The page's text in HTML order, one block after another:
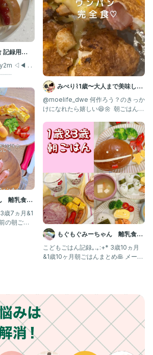
記録用
◁◀︎ . .
離乳食・
みぺり⌇1歳〜大人まで美味しい
♥ 家族ごはん𓌉◯𓇋
@moelife_dwe 何作ろう？のきっか
けになれたら嬉しい😆🌼 ⁡ 朝ごはんが
もぐもぐみーちゃん 離乳食・
幼児食記録
こどもごはん記録｡.｡:+* 3歳10ヵ月
&1歳10ヶ月朝ごはんまとめ🥞 メープ